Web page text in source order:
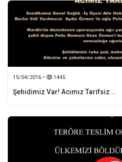
15/04/2016 • 1445
Şehidimiz Var! Acımız Tarifsiz...